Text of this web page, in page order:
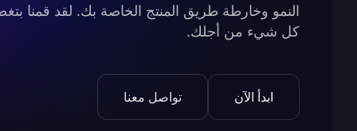
النمو وخارطة طريق المنتج الخاصة بك. لقد قمنا
كل شيء من أجلك.
ابدأ الآن تواصل معنا